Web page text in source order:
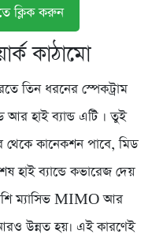
ক্লিক করুন
কাঠামো
তিন ধরনের স্পেকট্রাম
আর হাই ব্যান্ড এটি । তুই
থেকে কানেকশন পাবে, মিড
হাই ব্যান্ডে কভারেজ দেয়
ম্যাসিভ MIMO আর
আরও উন্নত হয়। এই কারণেই